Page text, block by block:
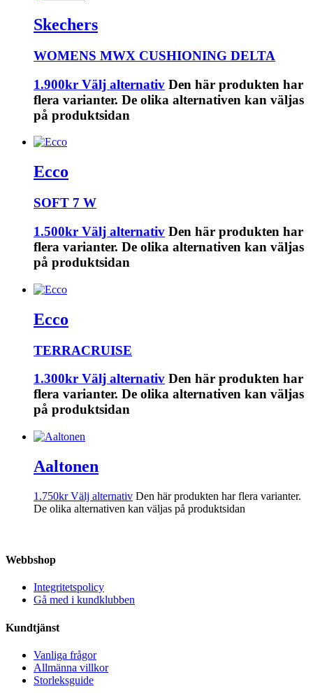
Skechers
WOMENS MWX CUSHIONING DELTA
1.900kr Välj alternativ Den här produkten har
flera varianter. De olika alternativen kan väljas
på produktsidan
Ecco
SOFT 7 W
1.500kr Välj alternativ Den här produkten har
flera varianter. De olika alternativen kan väljas
på produktsidan
Ecco
TERRACRUISE
1.300kr Välj alternativ Den här produkten har
flera varianter. De olika alternativen kan väljas
på produktsidan
Aaltonen
1.750kr Välj alternativ Den här produkten har flera varianter.
De olika alternativen kan väljas på produktsidan
Webbshop
Integritetspolicy
Gå med i kundklubben
Kundtjänst
Vanliga frågor
Allmänna villkor
Storleksguide